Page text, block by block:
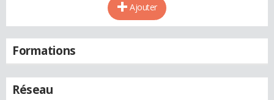
Ajouter
Formations
Réseau